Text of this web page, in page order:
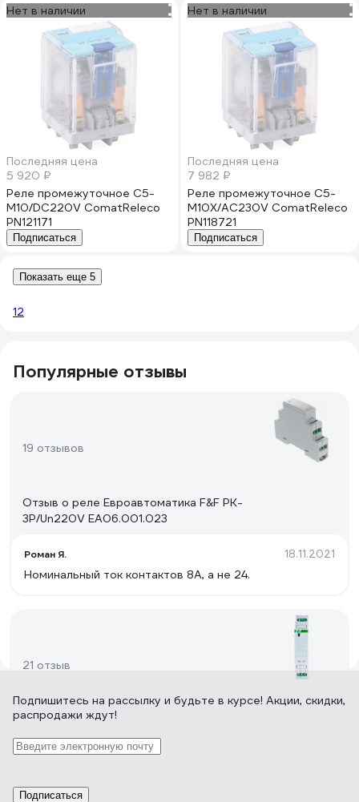
Нет в наличии
Последняя цена
5 920 ₽
Реле промежуточное C5-
M10/DC220V ComatReleco
PN121171
Подписаться
Нет в наличии
Последняя цена
7 982 ₽
Реле промежуточное C5-
M10X/AC230V ComatReleco
PN118721
Подписаться
Показать еще 5
12
Популярные отзывы
19 отзывов
Отзыв о реле Евроавтоматика F&F PK-
3P/Un220V EA06.001.023
Роман Я. 18.11.2021
Номинальный ток контактов 8А, а не 24.
21 отзыв
Отзыв о реле Евроавтоматика F&F PK-
1P/Un12V EA06.001.001
Работает
Подпишитесь на рассылку и будьте в курсе! Акции, скидки,
распродажи ждут!
Подписаться